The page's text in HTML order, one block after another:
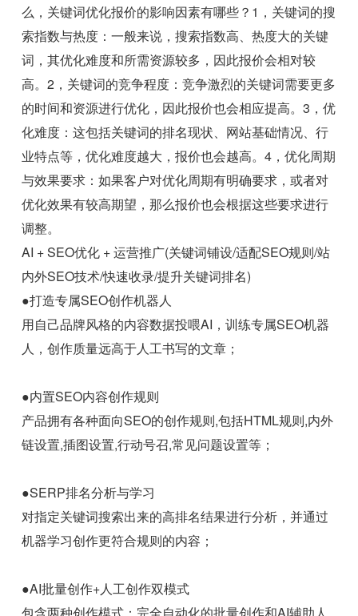
么，关键词优化报价的影响因素有哪些？1，关键词的搜
索指数与热度：一般来说，搜索指数高、热度大的关键
词，其优化难度和所需资源较多，因此报价会相对较
高。2，关键词的竞争程度：竞争激烈的关键词需要更多
的时间和资源进行优化，因此报价也会相应提高。3，优
化难度：这包括关键词的排名现状、网站基础情况、行
业特点等，优化难度越大，报价也会越高。4，优化周期
与效果要求：如果客户对优化周期有明确要求，或者对
优化效果有较高期望，那么报价也会根据这些要求进行
调整。
AI + SEO优化 + 运营推广(关键词铺设/适配SEO规则/站
内外SEO技术/快速收录/提升关键词排名)
●打造专属SEO创作机器人
用自己品牌风格的内容数据投喂AI，训练专属SEO机器
人，创作质量远高于人工书写的文章；
●内置SEO内容创作规则
产品拥有各种面向SEO的创作规则,包括HTML规则,内外
链设置,插图设置,行动号召,常见问题设置等；
●SERP排名分析与学习
对指定关键词搜索出来的高排名结果进行分析，并通过
机器学习创作更符合规则的内容；
●AI批量创作+人工创作双模式